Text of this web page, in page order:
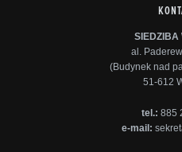
SIEDZIBA
al.
(Budynek nad
51-612
tel.: 885
e-mail: